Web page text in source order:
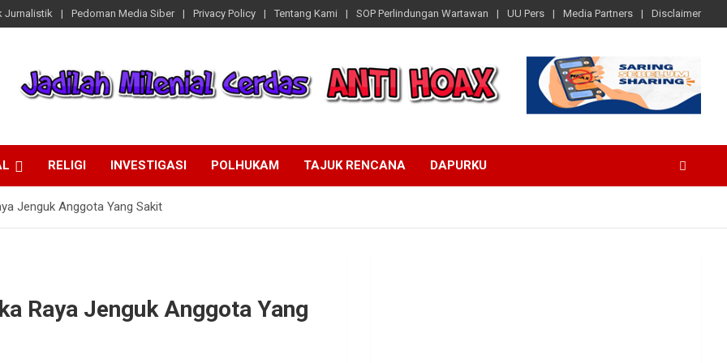
Jurnalistik Pedoman Media Siber Privacy Policy Tentang Kami SOP Perlindungan Wartawan UU Pers Media Partners Disclaimer
RELIGI INVESTIGASI POLHUKAM TAJUK RENCANA DAPURKU
Jenguk Anggota Yang Sakit
Raya Jenguk Anggota Yang